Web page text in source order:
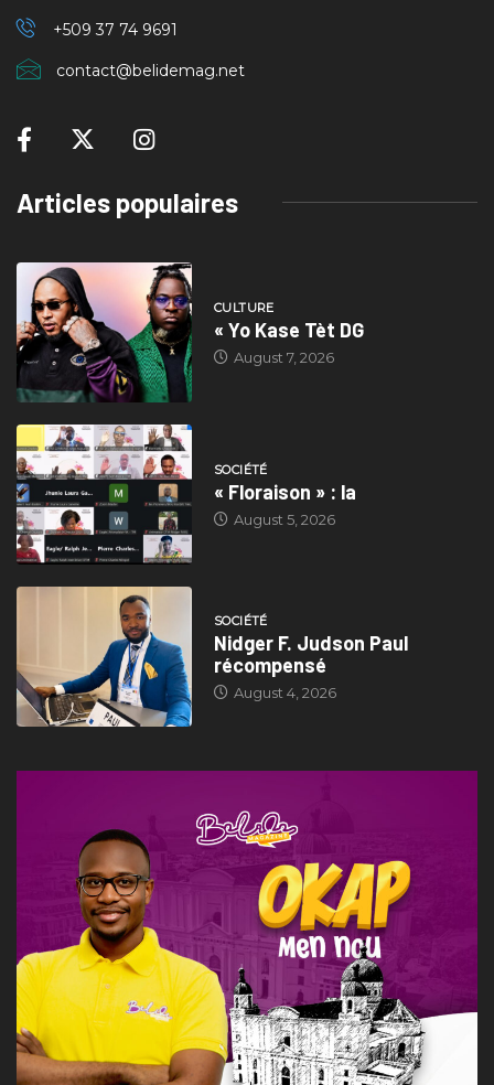
+509 37 74 9691
contact@belidemag.net
Articles populaires
CULTURE
« Yo Kase Tèt DG
August 7, 2026
SOCIÉTÉ
« Floraison » : la
August 5, 2026
SOCIÉTÉ
Nidger F. Judson Paul
récompensé
August 4, 2026